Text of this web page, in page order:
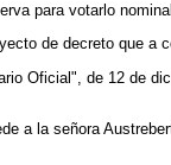
para votarlo
de decreto que a
Oficial", de 12 de
a la señora